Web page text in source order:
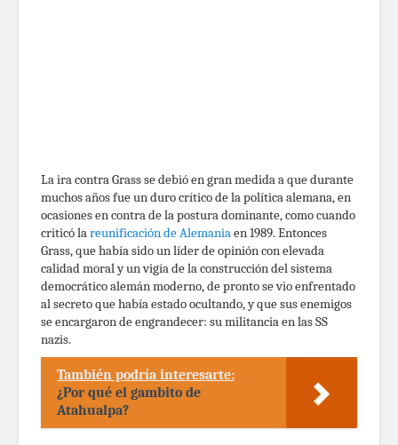
La ira contra Grass se debió en gran medida a que durante
muchos años fue un duro crítico de la política alemana, en
ocasiones en contra de la postura dominante, como cuando
criticó lareunificación de Alemaniaen 1989. Entonces
Grass, que había sido un líder de opinión con elevada
calidad moral y un vigía de la construcción del sistema
democrático alemán moderno, de pronto se vio enfrentado
al secreto que había estado ocultando, y que sus enemigos
se encargaron de engrandecer: su militancia en las SS
nazis.
También podría interesarte:
¿Por qué el gambito de
Atahualpa?